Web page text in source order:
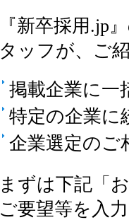
『新卒採用.jp
タッフが、ご
掲載企業に一
特定の企業に
企業選定のご
まずは下記「
ご要望等を入